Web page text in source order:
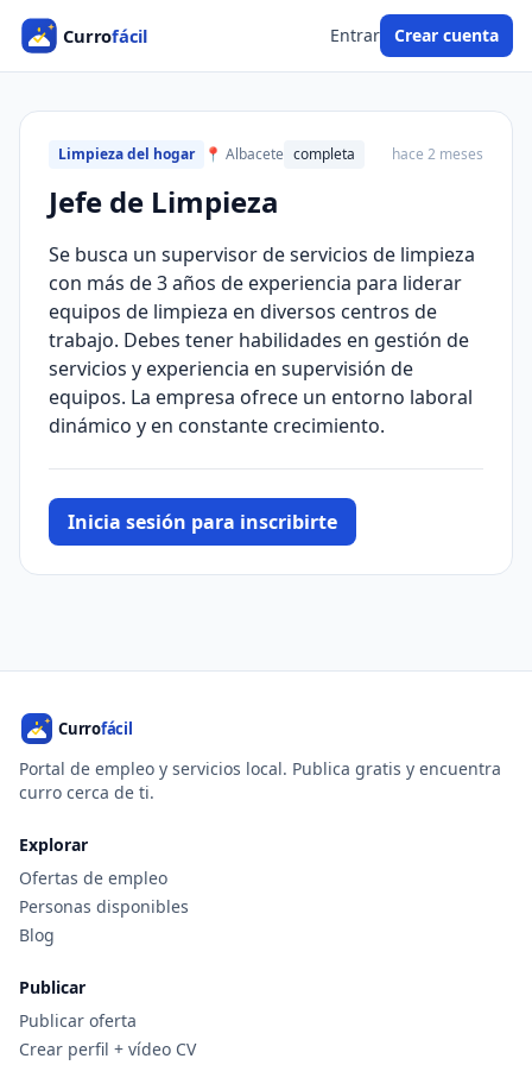
Entrar Crear cuenta
Limpieza del hogar 📍 Albacete completa hace 2 meses
Jefe de Limpieza
Se busca un supervisor de servicios de limpieza
con más de 3 años de experiencia para liderar
equipos de limpieza en diversos centros de
trabajo. Debes tener habilidades en gestión de
servicios y experiencia en supervisión de
equipos. La empresa ofrece un entorno laboral
dinámico y en constante crecimiento.
Inicia sesión para inscribirte
Portal de empleo y servicios local. Publica gratis y encuentra
curro cerca de ti.
Explorar
Ofertas de empleo
Personas disponibles
Blog
Publicar
Publicar oferta
Crear perfil + vídeo CV